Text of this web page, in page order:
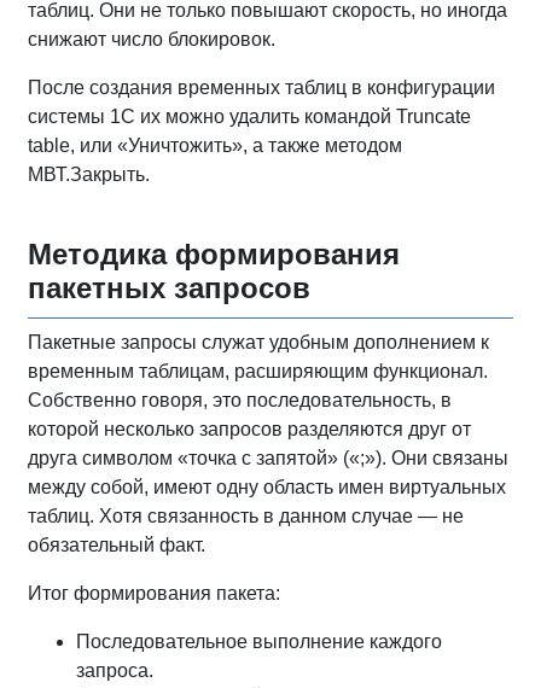
таблиц. Они не только повышают скорость, но иногда
снижают число блокировок.
После создания временных таблиц в конфигурации
системы 1С их можно удалить командой Truncate
table, или «Уничтожить», а также методом
МВТ.Закрыть.
Методика формирования
пакетных запросов
Пакетные запросы служат удобным дополнением к
временным таблицам, расширяющим функционал.
Собственно говоря, это последовательность, в
которой несколько запросов разделяются друг от
друга символом «точка с запятой» («;»). Они связаны
между собой, имеют одну область имен виртуальных
таблиц. Хотя связанность в данном случае — не
обязательный факт.
Итог формирования пакета:
Последовательное выполнение каждого
запроса.